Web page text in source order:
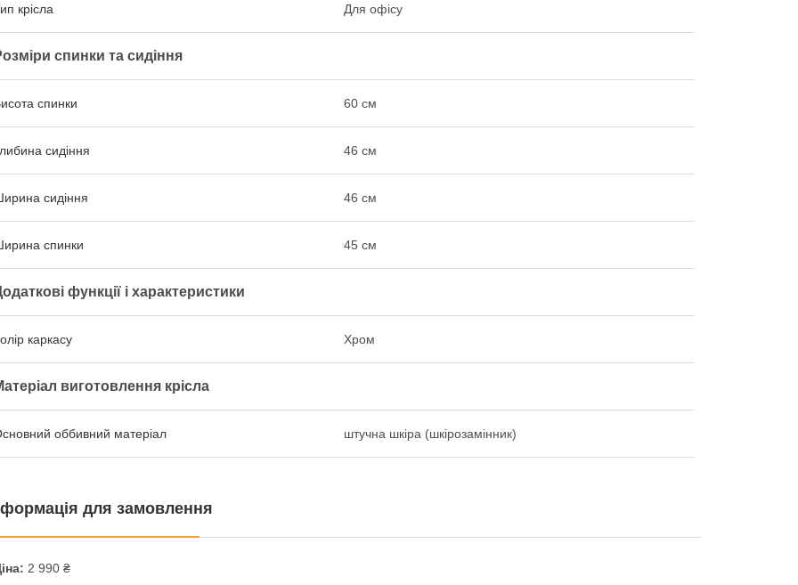
крісла Для офісу
спинки та сидіння
спинки 60 см
сидіння 46 см
сидіння 46 см
спинки 45 см
функції і характеристики
каркасу Хром
виготовлення крісла
оббивний матеріал штучна шкіра (шкірозамінник)
для замовлення
2 990 ₴